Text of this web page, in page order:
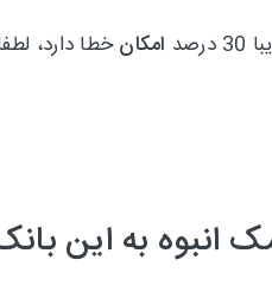
امکانخطا دارد،
انبوه به این